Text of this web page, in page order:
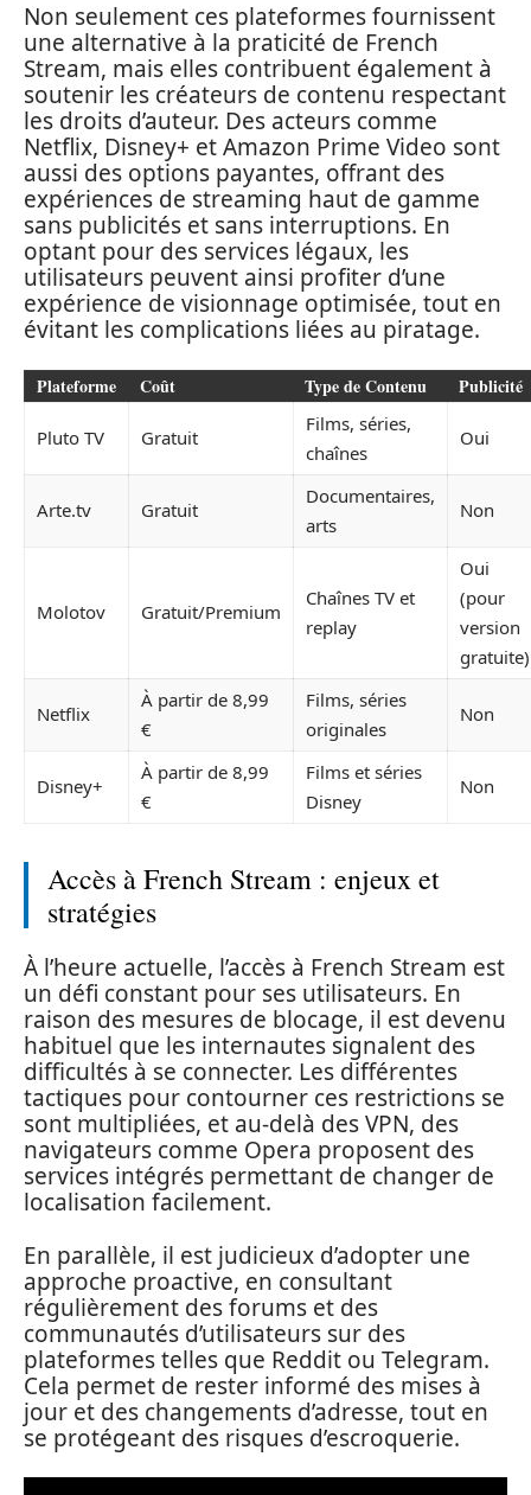
Non seulement ces plateformes fournissent
une alternative à la praticité de French
Stream, mais elles contribuent également à
soutenir les créateurs de contenu respectant
les droits d’auteur. Des acteurs comme
Netflix, Disney+ et Amazon Prime Video sont
aussi des options payantes, offrant des
expériences de streaming haut de gamme
sans publicités et sans interruptions. En
optant pour des services légaux, les
utilisateurs peuvent ainsi profiter d’une
expérience de visionnage optimisée, tout en
évitant les complications liées au piratage.
Plateforme Coût Type de Contenu Publicité
Pluto TV Gratuit
Films, séries,
chaînes
Oui
Arte.tv Gratuit
Documentaires,
arts
Non
Molotov Gratuit/Premium
Chaînes TV et
replay
Oui
(pour
version
gratuite)
Netflix
À partir de 8,99
€
Films, séries
originales
Non
Disney+
À partir de 8,99
€
Films et séries
Disney
Non
Accès à French Stream : enjeux et
stratégies
À l’heure actuelle, l’accès à French Stream est
un défi constant pour ses utilisateurs. En
raison des mesures de blocage, il est devenu
habituel que les internautes signalent des
difficultés à se connecter. Les différentes
tactiques pour contourner ces restrictions se
sont multipliées, et au-delà des VPN, des
navigateurs comme Opera proposent des
services intégrés permettant de changer de
localisation facilement.
En parallèle, il est judicieux d’adopter une
approche proactive, en consultant
régulièrement des forums et des
communautés d’utilisateurs sur des
plateformes telles que Reddit ou Telegram.
Cela permet de rester informé des mises à
jour et des changements d’adresse, tout en
se protégeant des risques d’escroquerie.